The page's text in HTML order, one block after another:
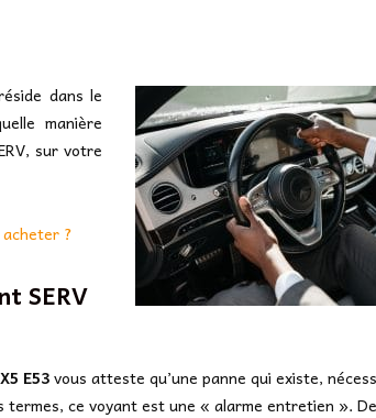
dans le
manière
sur votre
?
SERV
E53vous atteste qu’une panne qui existe,
termes, ce voyant est une « alarme entretien ».